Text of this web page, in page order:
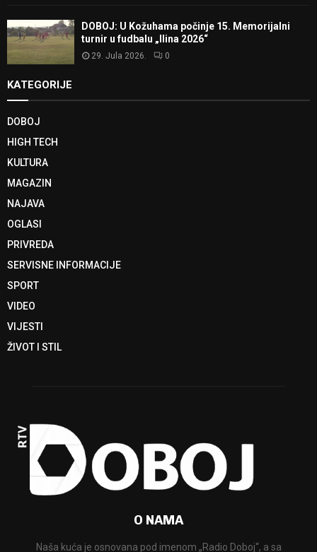
DOBOJ: U Kožuhama počinje 15. Memorijalni
turnir u fudbalu „Ilina 2026“
29. Jula 2026. 0
KATEGORIJE
DOBOJ
HIGH TECH
KULTURA
MAGAZIN
NAJAVA
OGLASI
PRIVREDA
SERVISNE INFORMACIJE
SPORT
VIDEO
VIJESTI
ŽIVOT I STIL
O NAMA
Naša kuća je osnovana pod imenom „Radio Doboj“, a sa